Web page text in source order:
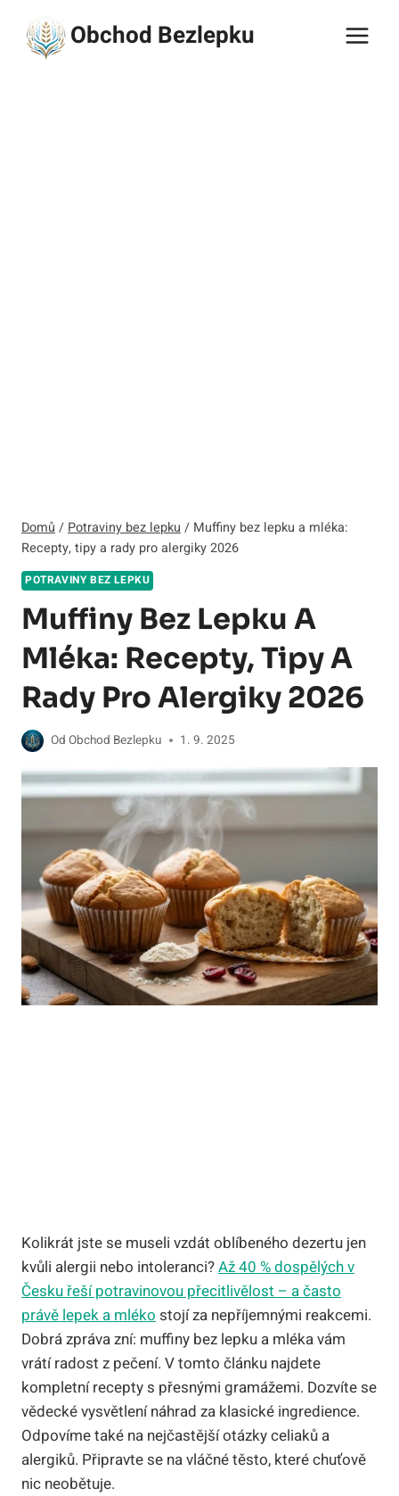
obsah
Obchod Bezlepku
Domů / Potraviny bez lepku / Muffiny bez lepku a mléka:
Recepty, tipy a rady pro alergiky 2026
POTRAVINY BEZ LEPKU
Muffiny Bez Lepku A
Mléka: Recepty, Tipy A
Rady Pro Alergiky 2026
Od Obchod Bezlepku 1. 9. 2025
Kolikrát jste se museli vzdát oblíbeného dezertu jen
kvůli alergii nebo intoleranci?Až 40 % dospělých v
Česku řeší potravinovou přecitlivělost – a často
právě lepek a mléko stojí za nepříjemnými reakcemi.
Dobrá zpráva zní: muffiny bez lepku a mléka vám
vrátí radost z pečení. V tomto článku najdete
kompletní recepty s přesnými gramážemi. Dozvíte se
vědecké vysvětlení náhrad za klasické ingredience.
Odpovíme také na nejčastější otázky celiaků a
alergiků. Připravte se na vláčné těsto, které chuťově
nic neobětuje.